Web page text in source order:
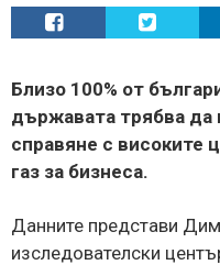
Близо 100% от
държавата трябва да
справяне с високите
газ за бизнеса.
Данните представи
изследователски